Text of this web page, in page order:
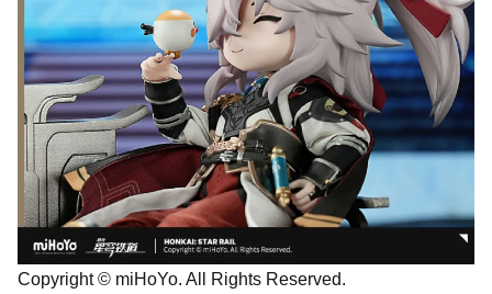
Copyright © miHoYo. All Rights Reserved.